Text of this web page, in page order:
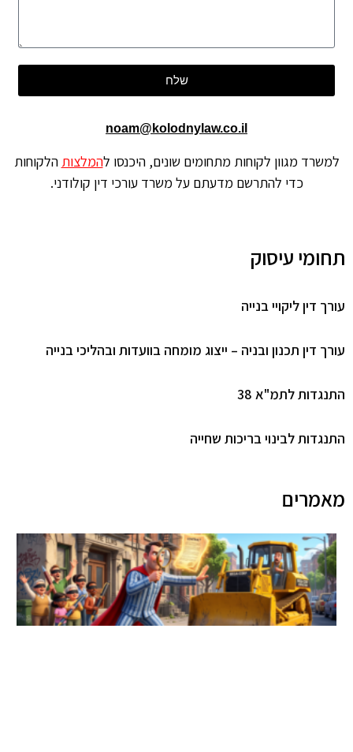
שלח
noam@kolodnylaw.co.il
למשרד מגוון לקוחות מתחומים שונים, היכנסו להמלצות הלקוחות
כדי להתרשם מדעתם על משרד עורכי דין קולודני.
תחומי עיסוק
עורך דין ליקויי בנייה
עורך דין תכנון ובניה – ייצוג מומחה בוועדות ובהליכי בנייה
התנגדות לתמ"א 38
התנגדות לבינוי בריכות שחייה
מאמרים